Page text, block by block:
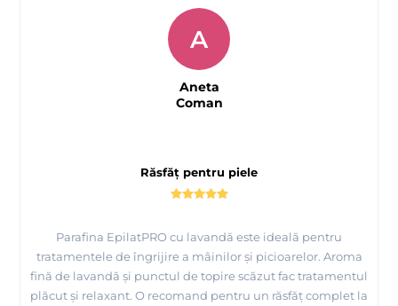
Răsfăț pentru piele
Parafina EpilatPRO cu lavandă este ideală pentru
tratamentele de îngrijire a mâinilor și picioarelor. Aroma
fină de lavandă și punctul de topire scăzut fac tratamentul
plăcut și relaxant. O recomand pentru un răsfăț complet la
A
Aneta
Coman